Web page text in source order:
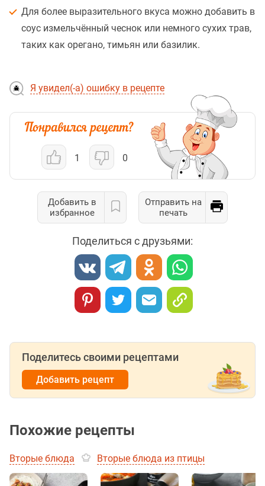
Для более выразительного вкуса можно добавить в
соус измельчённый чеснок или немного сухих трав,
таких как орегано, тимьян или базилик.
Я увидел(-а) ошибку в рецепте
1 0
Добавить в
избранное
Отправить на
печать
Поделиться с друзьями:
Поделитесь своими рецептами
Добавить рецепт
Похожие рецепты
Вторые блюда Вторые блюда из птицы